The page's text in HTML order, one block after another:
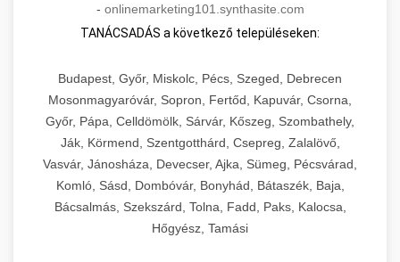
- onlinemarketing101.synthasite.com
TANÁCSADÁS a következő településeken:
Budapest, Győr, Miskolc, Pécs, Szeged, Debrecen
Mosonmagyaróvár, Sopron, Fertőd, Kapuvár, Csorna,
Győr, Pápa, Celldömölk, Sárvár, Kőszeg, Szombathely,
Ják, Körmend, Szentgotthárd, Csepreg, Zalalövő,
Vasvár, Jánosháza, Devecser, Ajka, Sümeg, Pécsvárad,
Komló, Sásd, Dombóvár, Bonyhád, Bátaszék, Baja,
Bácsalmás, Szekszárd, Tolna, Fadd, Paks, Kalocsa,
Hőgyész, Tamási